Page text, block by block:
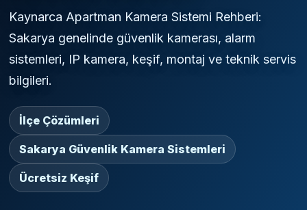
Kaynarca Apartman Kamera Sistemi Rehberi:
Sakarya genelinde güvenlik kamerası, alarm
sistemleri, IP kamera, keşif, montaj ve teknik servis
bilgileri.
İlçe Çözümleri
Sakarya Güvenlik Kamera Sistemleri
Ücretsiz Keşif